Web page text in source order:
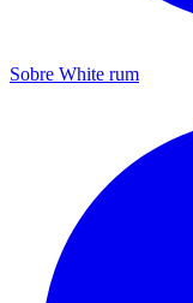
Sobre White rum